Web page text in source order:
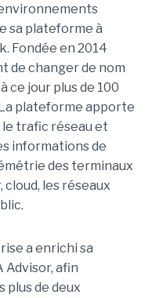
sa plateforme à
Fondée en 2014
de changer de nom
ce jour plus de 100
plateforme apporte
trafic réseau et
informations de
des terminaux
les réseaux
a enrichi sa
Advisor, afin
plus de deux